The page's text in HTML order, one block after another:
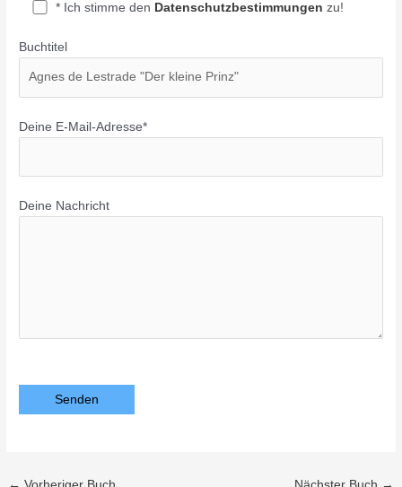
* Ich stimme den Datenschutzbestimmungen zu!
Buchtitel
Deine E-Mail-Adresse*
Deine Nachricht
Bitte lasse dieses Feld leer.